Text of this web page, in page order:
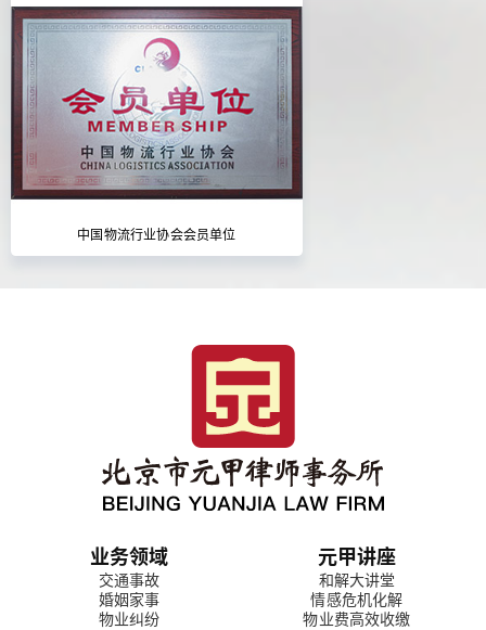
中国物流行业协会会员单位
业务领域
交通事故
婚姻家事
物业纠纷
元甲讲座
和解大讲堂
情感危机化解
物业费高效收缴